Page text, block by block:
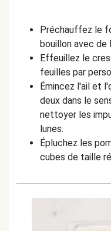
Préchauffez le
bouillon avec de
Effeuillez le
feuilles par
Émincez l'ail et
deux dans le
nettoyer les
lunes.
Épluchez les
cubes de taille